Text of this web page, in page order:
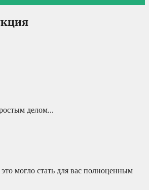
делом...
могло стать для вас полноценным